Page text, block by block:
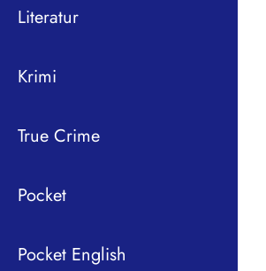
Literatur
Krimi
True Crime
Pocket
Pocket English